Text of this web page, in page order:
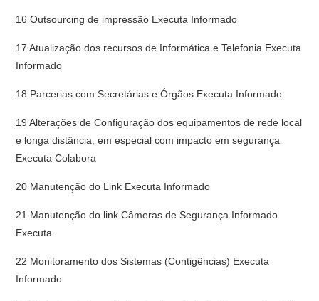
16 Outsourcing de impressão Executa Informado
17 Atualização dos recursos de Informática e Telefonia Executa
Informado
18 Parcerias com Secretárias e Órgãos Executa Informado
19 Alterações de Configuração dos equipamentos de rede local
e longa distância, em especial com impacto em segurança
Executa Colabora
20 Manutenção do Link Executa Informado
21 Manutenção do link Câmeras de Segurança Informado
Executa
22 Monitoramento dos Sistemas (Contigências) Executa
Informado